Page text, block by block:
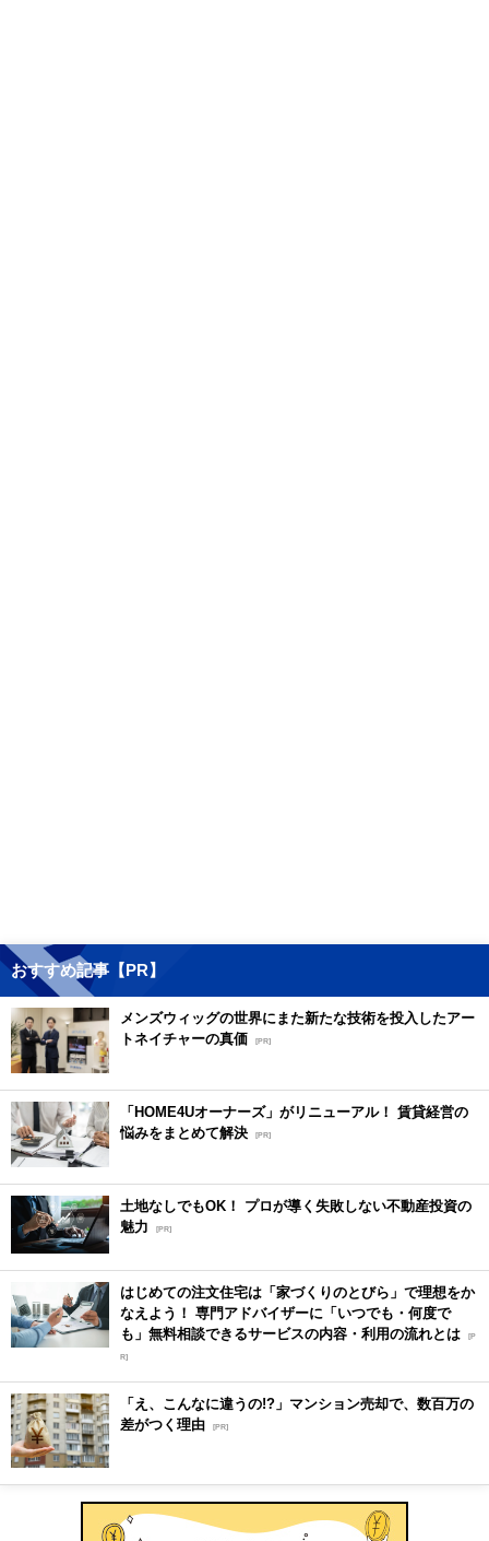
おすすめ記事【PR】
メンズウィッグの世界にまた新たな技術を投入したアー
トネイチャーの真価
[PR]
「HOME4Uオーナーズ」がリニューアル！ 賃貸経営の
悩みをまとめて解決 [PR]
土地なしでもOK！ プロが導く失敗しない不動産投資の
魅力
[PR]
はじめての注文住宅は「家づくりのとびら」で理想をか
なえよう！ 専門アドバイザーに「いつでも・何度で
も」無料相談できるサービスの内容・利用の流れとは [P
R]
「え、こんなに違うの!?」マンション売却で、数百万の
差がつく理由 [PR]